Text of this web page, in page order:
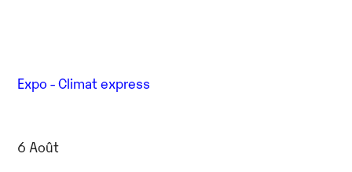
Expo - Climat express
6 Août